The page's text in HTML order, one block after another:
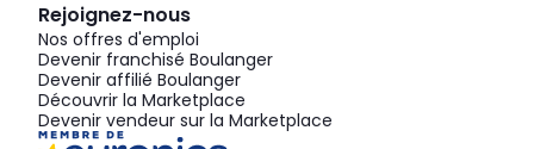
Rejoignez-nous
Nos offres d'emploi
Devenir franchisé Boulanger
Devenir affilié Boulanger
Découvrir la Marketplace
Devenir vendeur sur la Marketplace